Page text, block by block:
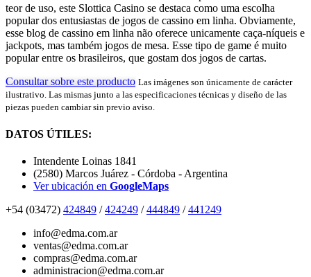
teor de uso, este Slottica Casino se destaca como uma escolha
popular dos entusiastas de jogos de cassino em linha. Obviamente,
esse blog de cassino em linha não oferece unicamente caça-níqueis e
jackpots, mas também jogos de mesa. Esse tipo de game é muito
popular entre os brasileiros, que gostam dos jogos de cartas.
Consultar sobre este producto Las imágenes son únicamente de carácter
ilustrativo. Las mismas junto a las especificaciones técnicas y diseño de las
piezas pueden cambiar sin previo aviso.
DATOS ÚTILES:
Intendente Loinas 1841
(2580) Marcos Juárez - Córdoba - Argentina
Ver ubicación en GoogleMaps
+54 (03472) 424849 /424249 /444849 /441249
info@edma.com.ar
ventas@edma.com.ar
compras@edma.com.ar
administracion@edma.com.ar